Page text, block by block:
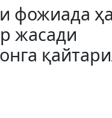
фожиада
жасади